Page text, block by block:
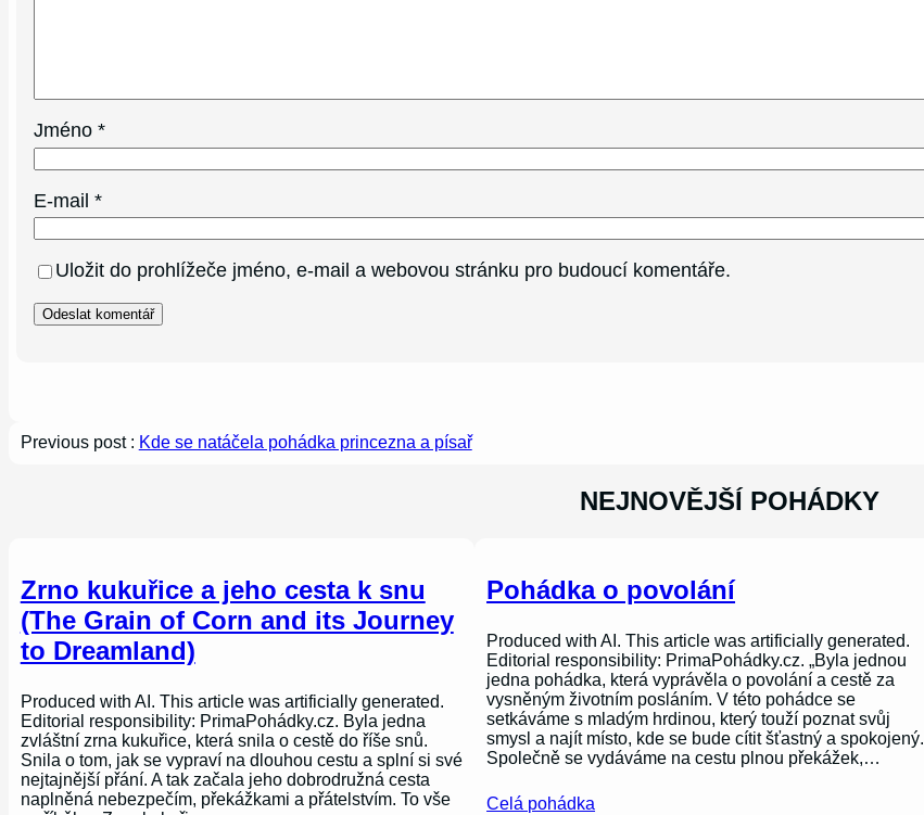
Jméno*
E-mail*
Uložit do prohlížeče jméno, e-mail a webovou stránku pro budoucí komentáře.
Previous post : Kde se natáčela pohádka princezna a písař
NEJNOVĚJŠÍ POHÁDKY
Zrno kukuřice a jeho cesta k snu
(The Grain of Corn and its Journey
to Dreamland)
Produced with AI. This article was artificially generated.
Editorial responsibility: PrimaPohádky.cz. Byla jedna
zvláštní zrna kukuřice, která snila o cestě do říše snů.
Snila o tom, jak se vypraví na dlouhou cestu a splní si své
nejtajnější přání. A tak začala jeho dobrodružná cesta
naplněná nebezpečím, překážkami a přátelstvím. To vše
Pohádka o povolání
Produced with AI. This article was artificially generated.
Editorial responsibility: PrimaPohádky.cz. „Byla jednou
jedna pohádka, která vyprávěla o povolání a cestě za
vysněným životním posláním. V této pohádce se
setkáváme s mladým hrdinou, který touží poznat svůj
smysl a najít místo, kde se bude cítit šťastný a spokojený.
Společně se vydáváme na cestu plnou překážek,…
Celá pohádka